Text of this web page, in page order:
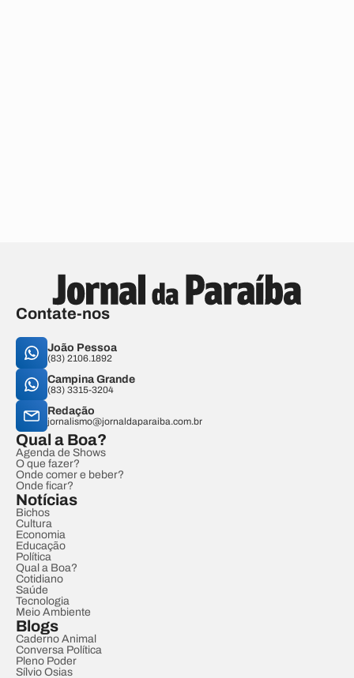
Contate-nos
João Pessoa
(83) 2106.1892
Campina Grande
(83) 3315-3204
Redação
jornalismo@jornaldaparaiba.com.br
Qual a Boa?
Agenda de Shows
O que fazer?
Onde comer e beber?
Onde ficar?
Notícias
Bichos
Cultura
Economia
Educação
Política
Qual a Boa?
Cotidiano
Saúde
Tecnologia
Meio Ambiente
Blogs
Caderno Animal
Conversa Política
Pleno Poder
Sílvio Osias